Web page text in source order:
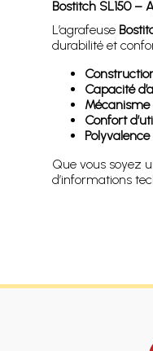
Bostitch SL150 –
L’agrafeuse
durabilité et
Capacité
Confort
Polyvalence
Que vous soyez
d’informations